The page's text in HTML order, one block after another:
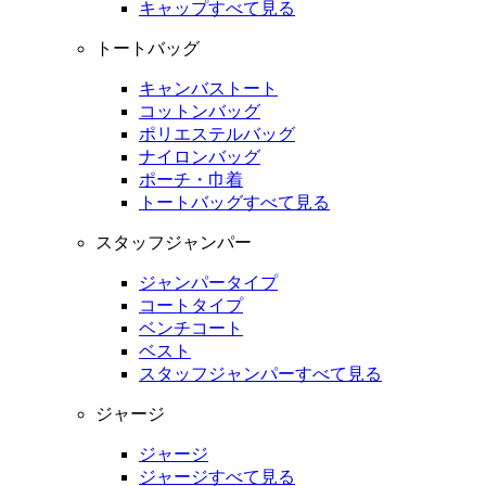
キャップすべて見る
トートバッグ
キャンバストート
コットンバッグ
ポリエステルバッグ
ナイロンバッグ
ポーチ・巾着
トートバッグすべて見る
スタッフジャンパー
ジャンパータイプ
コートタイプ
ベンチコート
ベスト
スタッフジャンパーすべて見る
ジャージ
ジャージ
ジャージすべて見る